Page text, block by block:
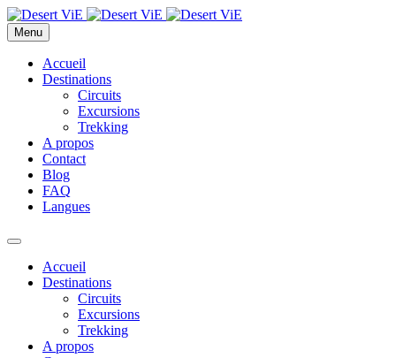
Menu
Accueil
Destinations
Circuits
Excursions
Trekking
A propos
Contact
Blog
FAQ
Langues
Accueil
Destinations
Circuits
Excursions
Trekking
A propos